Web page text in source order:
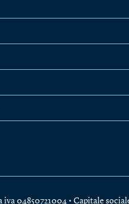
04850721004 • Capitale